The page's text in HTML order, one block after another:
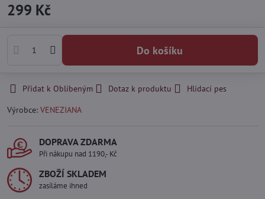
299 Kč
Do košíku
Přidat k Oblíbeným Dotaz k produktu
Hlídací pes
Výrobce: VENEZIANA
DOPRAVA ZDARMA
Při nákupu nad 1190,- Kč
ZBOŽÍ SKLADEM
zasíláme ihned